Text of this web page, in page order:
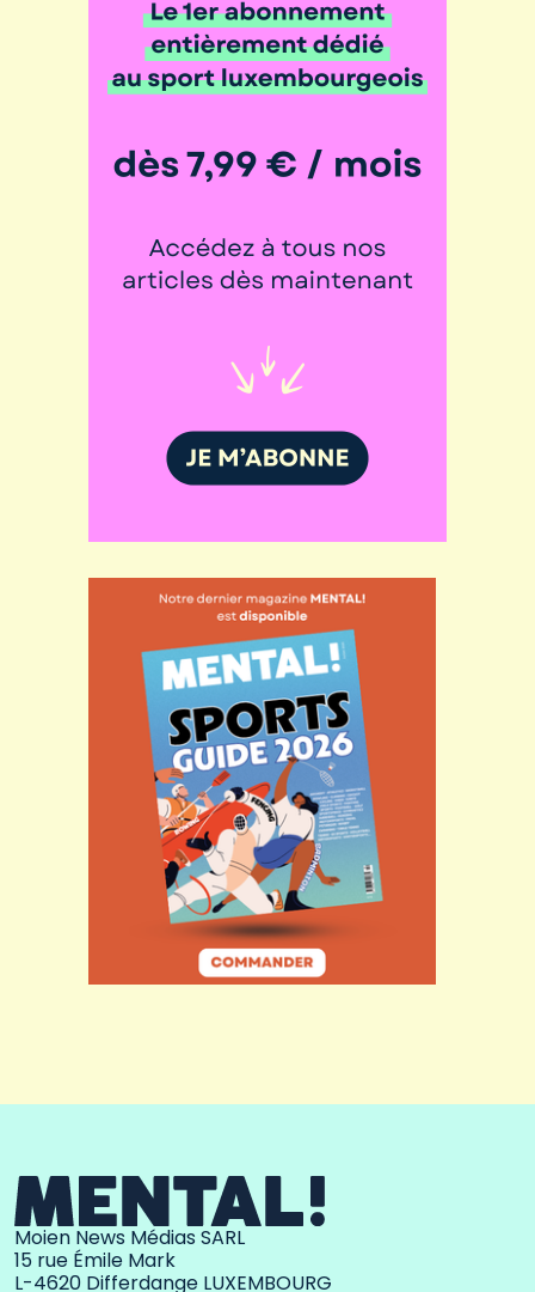
Moien News Médias SARL
15 rue Émile Mark
L-4620 Differdange LUXEMBOURG